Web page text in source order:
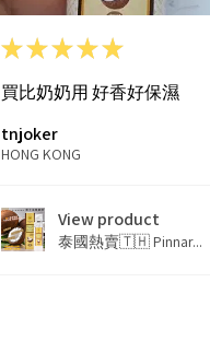
★★★★★
買比奶奶用 好香好保濕
tnjoker
HONG KONG
View product
泰國熱賣🇹🇭 Pinnar...